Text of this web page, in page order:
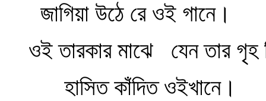
জাগিয়া উঠে রে ওই গানে।
ওই তারকার মাঝে
যেন তার গৃহ
হাসিত কাঁদিত ওইখানে।